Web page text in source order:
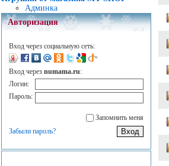
Админка
Авторизация
Вход через социальную сеть:
Вход через numama.ru:
Логин:
Пароль:
Запомнить меня
Забыли пароль?